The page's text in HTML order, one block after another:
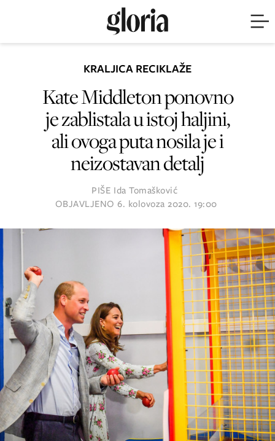
KRALJICA RECIKLAŽE
Kate Middleton ponovno
je zablistala u istoj haljini,
ali ovoga puta nosila je i
neizostavan detalj
PIŠE Ida Tomašković
OBJAVLJENO 6. kolovoza 2020. 19:00